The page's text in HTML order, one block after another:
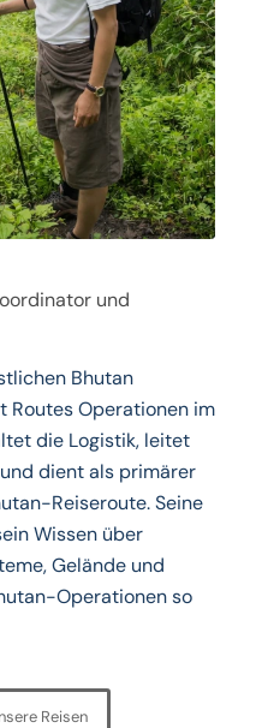
und
Bhutan
Routes Operationen im
die Logistik, leitet
dient als primärer
Reiseroute. Seine
Wissen über
Gelände und
Operationen so
Reisen